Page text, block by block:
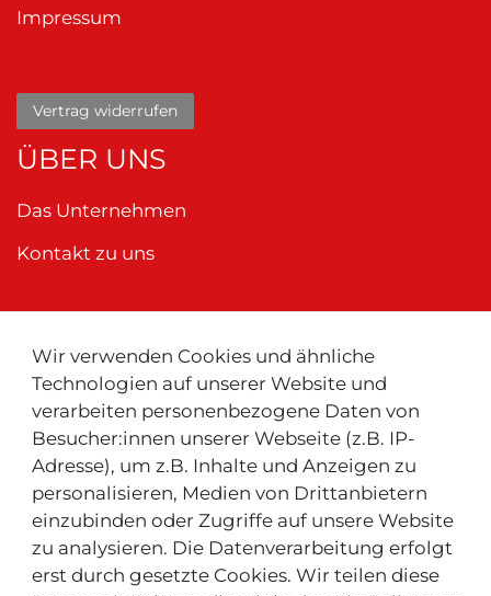
Wir verwenden Cookies und ähnliche
Technologien auf unserer Website und
verarbeiten personenbezogene Daten von
Besucher:innen unserer Webseite (z.B. IP-
Adresse), um z.B. Inhalte und Anzeigen zu
personalisieren, Medien von Drittanbietern
einzubinden oder Zugriffe auf unsere Website
zu analysieren. Die Datenverarbeitung erfolgt
erst durch gesetzte Cookies. Wir teilen diese
Impressum
Vertrag widerrufen
ÜBER UNS
Das Unternehmen
Kontakt zu uns
Neu ! Für Kunden aus der Schweiz:
INFOS & TIPPS